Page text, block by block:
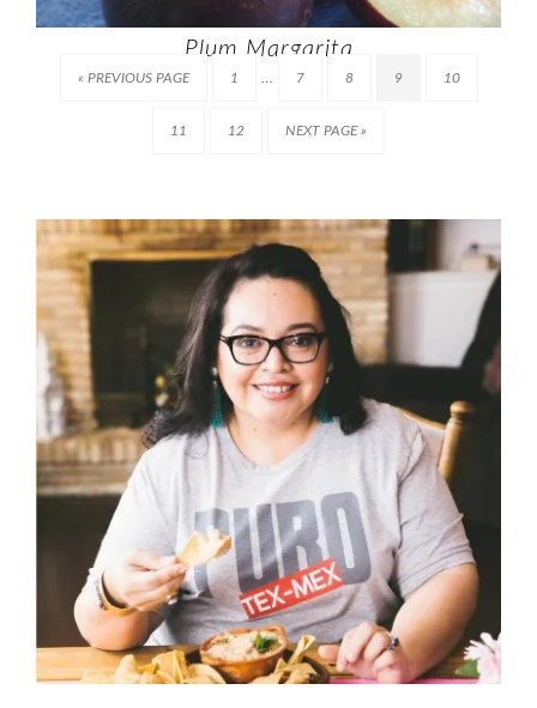
Plum Margarita
« PREVIOUS PAGE 1 … 7 8 9 10
11 12 NEXT PAGE »